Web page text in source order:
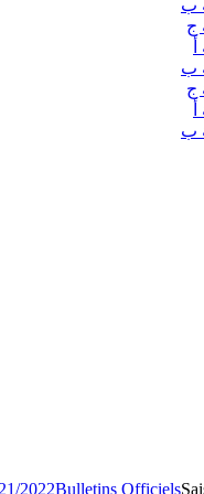
2022Bulletins Officiels